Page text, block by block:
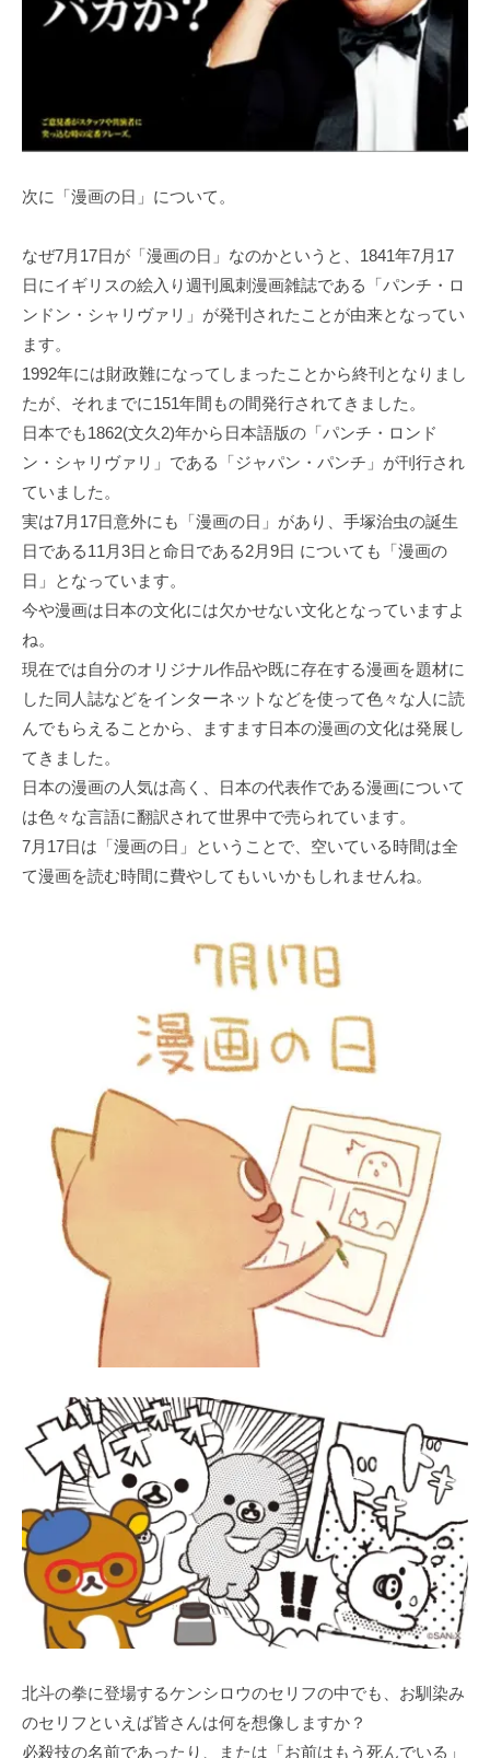
次に「漫画の日」について。
なぜ7月17日が「漫画の日」なのかというと、1841年7月17
日にイギリスの絵入り週刊風刺漫画雑誌である「パンチ・ロ
ンドン・シャリヴァリ」が発刊されたことが由来となってい
ます。
1992年には財政難になってしまったことから終刊となりまし
たが、それまでに151年間もの間発行されてきました。
日本でも1862(文久2)年から日本語版の「パンチ・ロンド
ン・シャリヴァリ」である「ジャパン・パンチ」が刊行され
ていました。
実は7月17日意外にも「漫画の日」があり、手塚治虫の誕生
日である11月3日と命日である2月9日 についても「漫画の
日」となっています。
今や漫画は日本の文化には欠かせない文化となっていますよ
ね。
現在では自分のオリジナル作品や既に存在する漫画を題材に
した同人誌などをインターネットなどを使って色々な人に読
んでもらえることから、ますます日本の漫画の文化は発展し
てきました。
日本の漫画の人気は高く、日本の代表作である漫画について
は色々な言語に翻訳されて世界中で売られています。
7月17日は「漫画の日」ということで、空いている時間は全
て漫画を読む時間に費やしてもいいかもしれませんね。
北斗の拳に登場するケンシロウのセリフの中でも、お馴染み
のセリフといえば皆さんは何を想像しますか？
必殺技の名前であったり、または「お前はもう死んでいる」